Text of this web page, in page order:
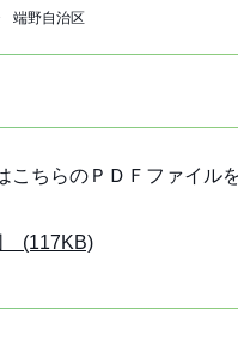
端野自治区
ちらのＰＤＦファイルを
(117KB)